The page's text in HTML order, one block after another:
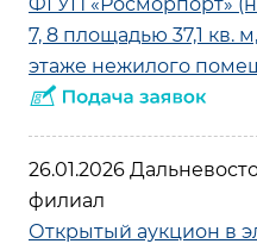
7, 8 площадью 37,1 кв.
этаже нежилого
26.01.2026
филиал
Открытый аукцион в